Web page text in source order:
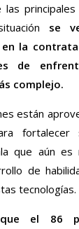
se
la
de
complejo.
están
fortalecer
que aún es
de
tecnologías.
el 86